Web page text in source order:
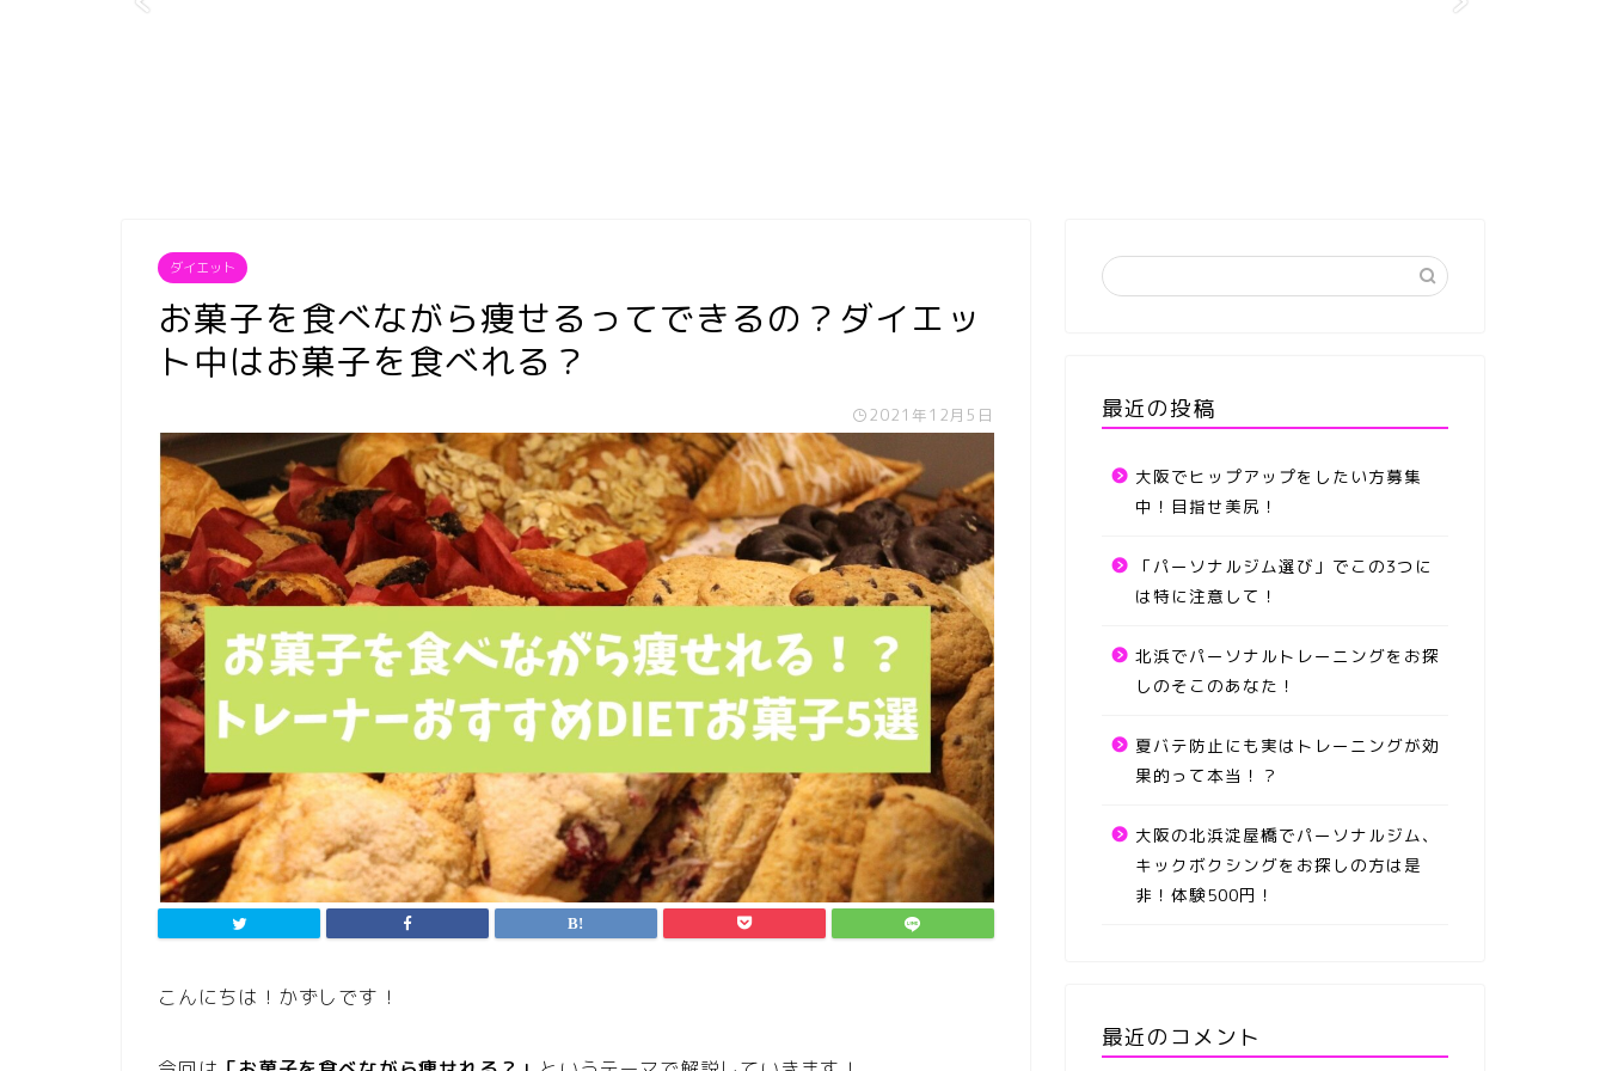
ダイエット
お菓子を食べながら痩せるってできるの？ダイエッ
ト中はお菓子を食べれる？
2021年12月5日
こんにちは！かずしです！
最近の投稿
大阪でヒップアップをしたい方募集
中！目指せ美尻！
「パーソナルジム選び」でこの3つに
は特に注意して！
北浜でパーソナルトレーニングをお探
しのそこのあなた！
夏バテ防止にも実はトレーニングが効
果的って本当！？
大阪の北浜淀屋橋でパーソナルジム、
キックボクシングをお探しの方は是
非！体験500円！
最近のコメント